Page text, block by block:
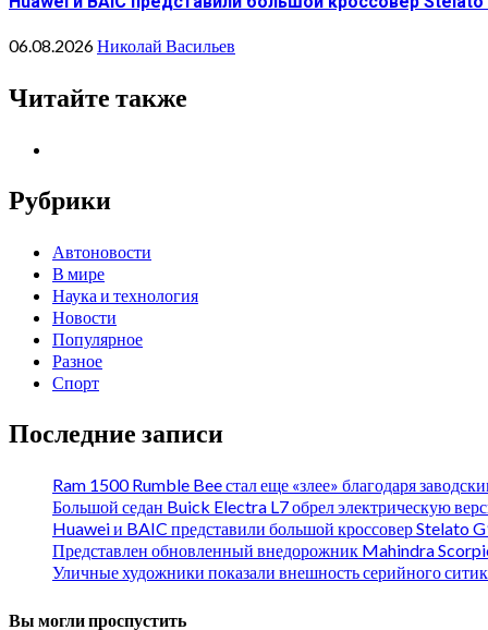
06.08.2026Николай Васильев
Читайте также
Рубрики
Автоновости
В мире
Наука и технология
Новости
Популярное
Разное
Спорт
Последние записи
Ram 1500 Rumble Bee стал еще «злее» благодаря
Большой седан Buick Electra L7 обрел электрическую
Huawei и BAIC представили большой кроссовер Stelato
Представлен обновленный внедорожник Mahindra
Уличные художники показали внешность серийного
Вы могли проспустить